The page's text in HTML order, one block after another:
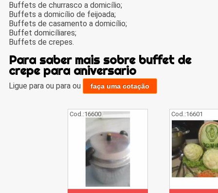
Buffets de churrasco a domicílio;
Buffets a domicílio de feijoada;
Buffets de casamento a domicílio;
Buffet domicíliares;
Buffets de crepes.
Para saber mais sobre buffet de
crepe para aniversario
Ligue para ou para ou faça uma cotação
Cod.:16600 Cod.:16601